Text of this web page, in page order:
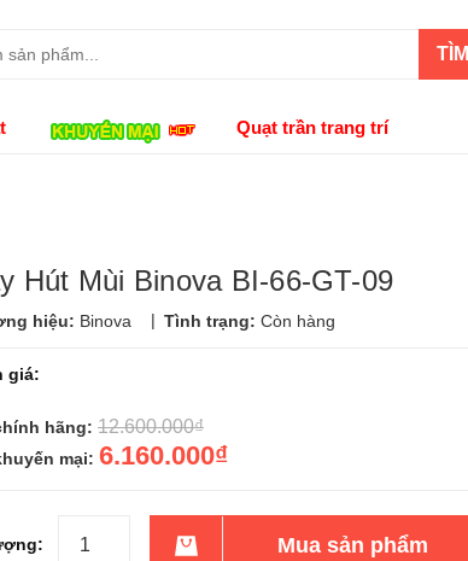
TÌM
Quạt trần trang trí
Hút Mùi Binova BI-66-GT-09
hiệu: Binova | Tình trạng: Còn hàng
giá:
hãng: 12.600.000₫
mại: 6.160.000₫
Mua sản phẩm